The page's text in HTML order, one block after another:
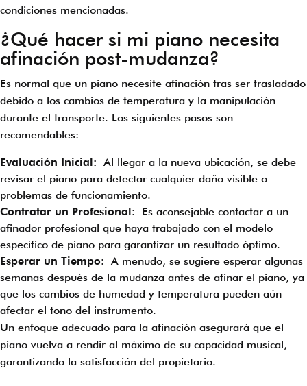
condiciones mencionadas.
¿Qué hacer si mi piano necesita
afinación post-mudanza?
Es normal que un piano necesite afinación tras ser trasladado
debido a los cambios de temperatura y la manipulación
durante el transporte. Los siguientes pasos son
recomendables:
Evaluación Inicial: Al llegar a la nueva ubicación, se debe
revisar el piano para detectar cualquier daño visible o
problemas de funcionamiento.
Contratar un Profesional: Es aconsejable contactar a un
afinador profesional que haya trabajado con el modelo
específico de piano para garantizar un resultado óptimo.
Esperar un Tiempo: A menudo, se sugiere esperar algunas
semanas después de la mudanza antes de afinar el piano, ya
que los cambios de humedad y temperatura pueden aún
afectar el tono del instrumento.
Un enfoque adecuado para la afinación asegurará que el
piano vuelva a rendir al máximo de su capacidad musical,
garantizando la satisfacción del propietario.